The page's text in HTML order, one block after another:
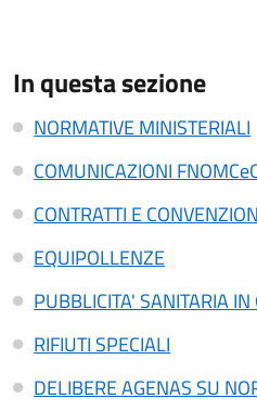
In questa sezione
NORMATIVE MINISTERIALI
COMUNICAZIONI
CONTRATTI E
EQUIPOLLENZE
PUBBLICITA' SANITARIA
RIFIUTI SPECIALI
DELIBERE AGENAS SU